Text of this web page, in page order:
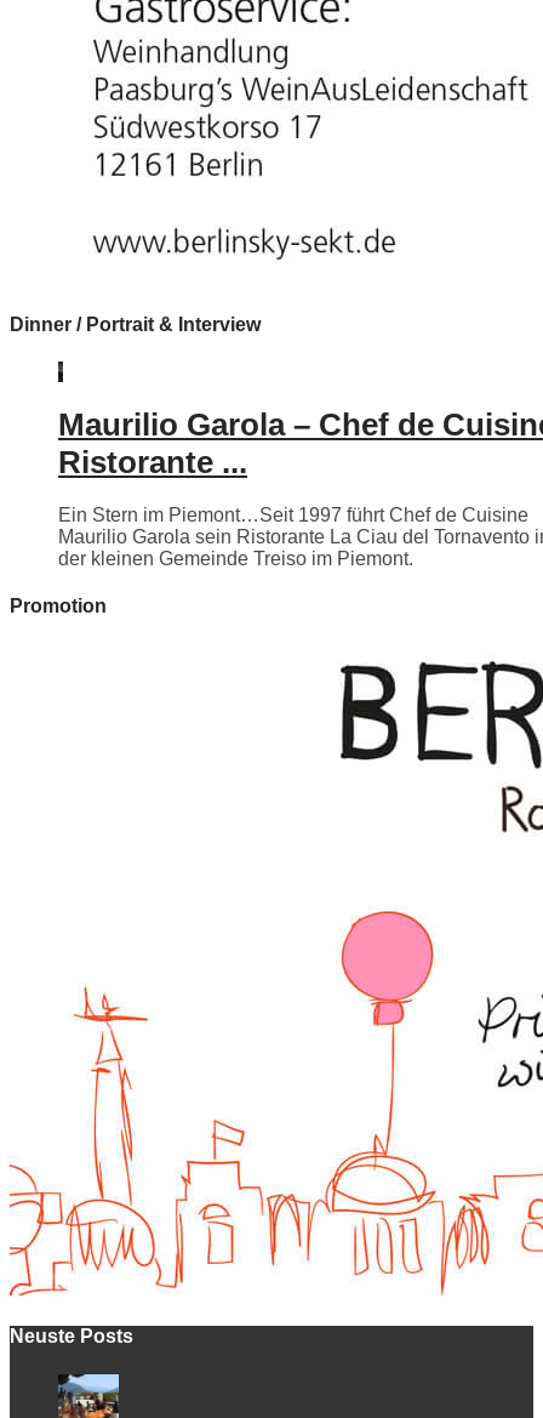
Dinner / Portrait & Interview
Maurilio Garola – Chef de
Ristorante ...
Ein Stern im Piemont…Seit 1997 führt Chef de Cuisine
Maurilio Garola sein Ristorante La Ciau del Tornavento
der kleinen Gemeinde Treiso im Piemont.
Promotion
Neuste Posts